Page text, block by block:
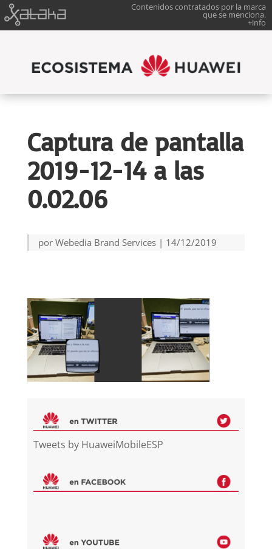
Contenidos contratados por la marca
que se menciona.
+info
Captura de pantalla
2019-12-14 a las
0.02.06
por Webedia Brand Services| 14/12/2019
Tweets by HuaweiMobileESP